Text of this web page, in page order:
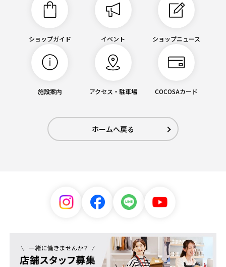
ショップガイド イベント ショップニュース
施設案内 アクセス・駐車場 COCOSAカード
ホームへ戻る